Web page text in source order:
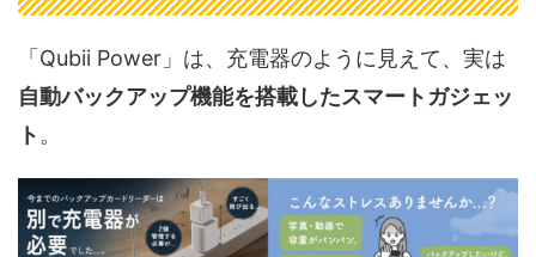
「Qubii Power」は、充電器のように見えて、実は
自動バックアップ機能を搭載したスマートガジェッ
ト 。